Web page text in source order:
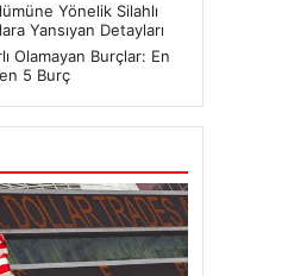
Yönelik Silahlı
Yansıyan Detayları
Olamayan Burçlar: En
5 Burç